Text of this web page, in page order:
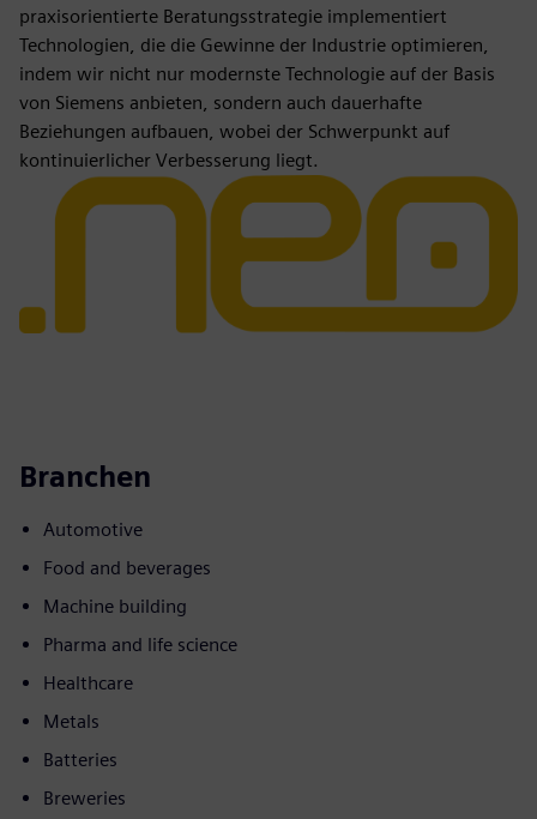
praxisorientierte Beratungsstrategie implementiert
Technologien, die die Gewinne der Industrie optimieren,
indem wir nicht nur modernste Technologie auf der Basis
von Siemens anbieten, sondern auch dauerhafte
Beziehungen aufbauen, wobei der Schwerpunkt auf
kontinuierlicher Verbesserung liegt.
Branchen
Automotive
Food and beverages
Machine building
Pharma and life science
Healthcare
Metals
Batteries
Breweries